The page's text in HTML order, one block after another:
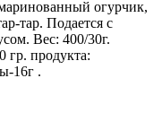
огурчик,
тар. Подается с
Вес: 400/30г.
гр. продукта:
16г .